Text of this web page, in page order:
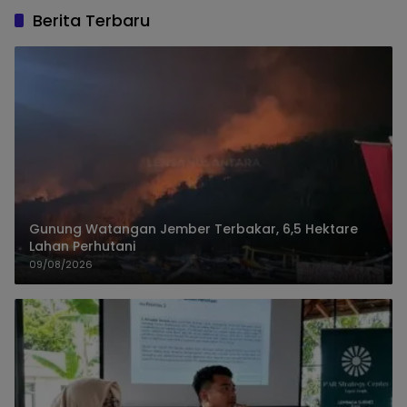
Berita Terbaru
Gunung Watangan Jember Terbakar, 6,5 Hektare
Lahan Perhutani
09/08/2026